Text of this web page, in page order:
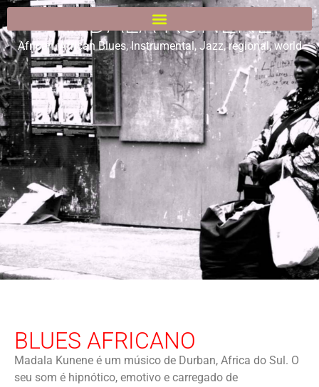
MADALA KUNENE
African, African Blues,Instrumental, Jazz,regional,world
BLUES AFRICANO
Madala Kunene é um músico de Durban, Africa do Sul. O
seu som é hipnótico, emotivo e carregado de